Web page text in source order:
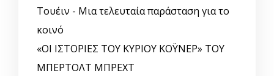
Τουέιν - Μια τελευταία παράσταση για το
κοινό
«ΟΙ ΙΣΤΟΡΙΕΣ ΤΟΥ ΚΥΡΙΟΥ ΚΟΫΝΕΡ» ΤΟΥ
ΜΠΕΡΤΟΛΤ ΜΠΡΕΧΤ